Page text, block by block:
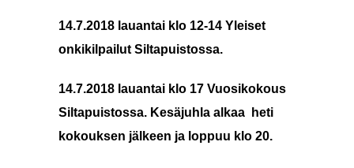
14.7.2018 lauantai klo 12-14 Yleiset
onkikilpailut Siltapuistossa.
14.7.2018 lauantai klo 17 Vuosikokous
Siltapuistossa. Kesäjuhla alkaa heti
kokouksen jälkeen ja loppuu klo 20.